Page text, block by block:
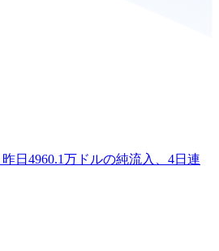
日4960.1万ドルの純流入、4日連